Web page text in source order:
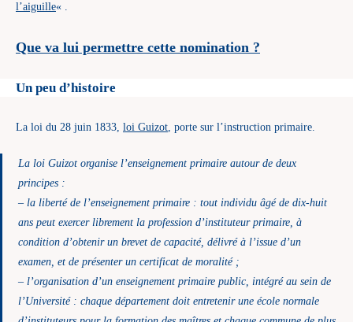
l’aiguille« .
Que va lui permettre cette nomination ?
Un peu d’histoire
La loi du 28 juin 1833, loi Guizot , porte sur l’instruction primaire.
La loi Guizot organise l’enseignement primaire autour de deux
principes :
– la liberté de l’enseignement primaire : tout individu âgé de dix-huit
ans peut exercer librement la profession d’instituteur primaire, à
condition d’obtenir un brevet de capacité, délivré à l’issue d’un
examen, et de présenter un certificat de moralité ;
– l’organisation d’un enseignement primaire public, intégré au sein de
l’Université : chaque département doit entretenir une école normale